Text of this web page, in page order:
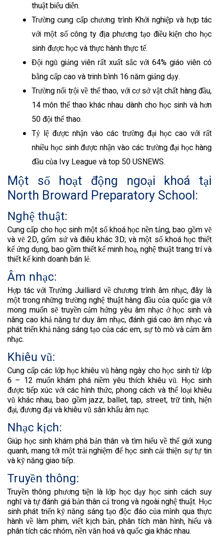
thuật biểu diễn.
Trường cung cấp chương trình Khởi nghiệp và hợp tác
với một số công ty địa phương tạo điều kiện cho học
sinh được học và thực hành thực tế.
Đội ngũ giảng viên rất xuất sắc với 64% giáo viên có
bằng cấp cao và trinh bình 16 năm giảng dạy.
Trường nổi trội về thể thao, với cơ sở vật chất hàng đầu,
14 môn thể thao khác nhau dành cho học sinh và hơn
50 đội thể thao.
Tỷ lệ được nhận vào các trường đại học cao với rất
nhiều học sinh được nhận vào các trường đại học hàng
đầu của Ivy League và top 50 USNEWS.
Một số hoạt động ngoại khoá tại
North Broward Preparatory School:
Nghệ thuật:
Cung cấp cho học sinh một số khoá học nền tảng, bao gồm vẽ
và vẽ 2D, gốm sứ và điêu khác 3D; và một số khoá học thiết
kế ứng dụng, bao gồm thiết kế minh hoạ, nghệ thuật trang trí và
thiết kế kinh doanh bán lẻ.
Âm nhạc:
Hợp tác với Trường Juilliard về chương trình âm nhạc, đây là
một trong những trường nghệ thuật hàng đầu của quốc gia với
mong muốn sẽ truyền cảm hứng yêu âm nhạc ở học sinh và
nâng cao khả năng tư duy âm nhạc, đánh giá cao âm nhạc và
phát triển khả năng sáng tạo của các em, sự tò mò và cảm âm
nhạc.
Khiêu vũ:
Cung cấp các lớp học khiêu vũ hàng ngày cho học sinh từ lớp
6 – 12 muốn khám phá niềm yêu thích khiêu vũ. Học sinh
được tiếp xúc với các hình thức, phong cách và thể loại khiêu
vũ khác nhau, bao gồm jazz, ballet, tap, street, trữ tình, hiện
đại, đương đại và khiêu vũ sân khấu âm nạc.
Nhạc kịch:
Giúp học sinh khám phá bản thân và tìm hiểu về thế giới xung
quanh, mang tới một trải nghiệm để học sinh cải thiện sự tự tin
và kỹ năng giao tiếp.
Truyền thông:
Truyền thông phương tiện là lớp học dạy học sinh cách suy
nghĩ và tự đánh giá bản thân cả trong và ngoài nghệ thuật. Học
sinh phát triển kỹ năng sáng tạo độc đáo của mình qua thực
hành về làm phim, viết kịch bản, phân tích màn hình, hiểu và
phân tích các nhóm, nền văn hoá và quốc gia khác nhau.